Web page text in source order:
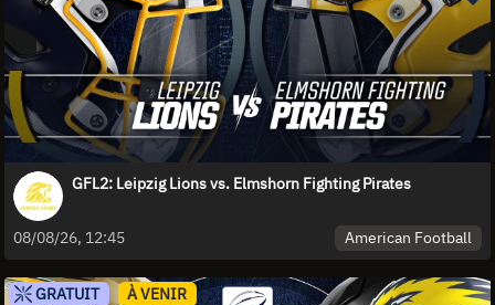
GFL2: Leipzig Lions vs. Elmshorn Fighting Pirates
08/08/26, 12:45 American Football
GRATUIT À VENIR